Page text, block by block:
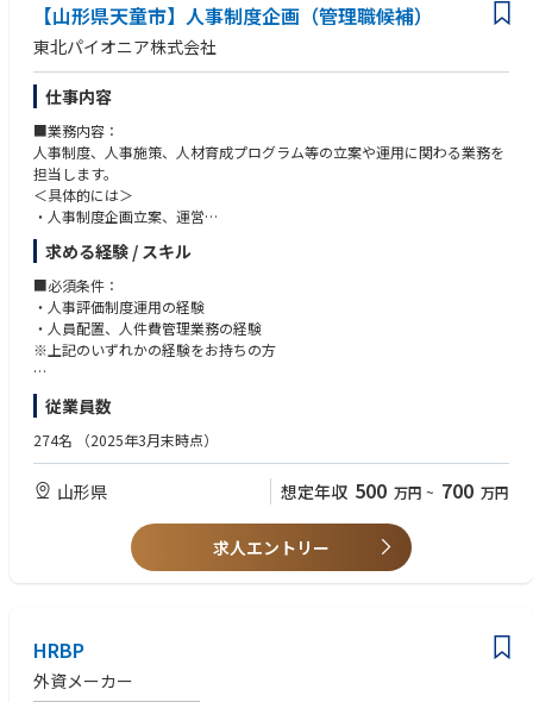
・労働規則・協約に基づく給与処理
・昇給・賞与に関する労働組合との合意形成
求める人物像
・ 他者の成長に関心を持ち、組織全体を俯瞰して考えられる方
・ 多文化環境や多様なステークホルダーと協働できる柔軟性
・ 変化を歓迎し、改善や挑戦に前向きに取り組める方
・ データや事実に基づきロジカルに考え、提案・推進できる方
・ 高いコミュニケーション能力と信頼関係構築力
・ 自律的に行動しつつ、チームワークを大切にできる方
【山形県天童市】人事制度企画（管理職候補）
東北パイオニア株式会社
仕事内容
■業務内容：
人事制度、人事施策、人材育成プログラム等の立案や運用に関わる業務を
担当します。
＜具体的には＞
・人事制度企画立案、運営
・人材育成プログラムの企画立案・運用
・事業戦略、部門戦略と連動した人事施策の立案・運用
・職場風土改革
・エンゲージメント向上
■組織構成：
課員は現在6名（人事担当3名、給与厚生担当3名）の組織体制です。
■事業の魅力、安定性：
当社のお客様は、世界中の車を持っているユーザーになりますので、常に
新たな情報をキャッチしニーズや市場に合った製品を提供し、私達の製品
を通じてこれまで以上にたくさんの「感動」を提供できる企業を目指し、
これからも挑戦を続けていく事が当社の魅力です。
求める経験 / スキル
■必須条件：
・人事評価制度運用の経験
・人員配置、人件費管理業務の経験
※上記のいずれかの経験をお持ちの方
■歓迎条件：
・人事制度企画立案、運用の経験
・人材育成プログラムの企画立案・運用の経験
・職場風土改革、エンゲージ面と向上施策の企画立案・運用の経験
・労働組合交渉の経験
・定期/中途採用の経験
・人事給与管理システム利用経験
従業員数
274名 （2025年3月末時点）
山形県 想定年収 500 万円 ~ 700 万円
求人エントリー
HRBP
外資メーカー